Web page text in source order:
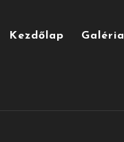
Kezdőlap Galéria